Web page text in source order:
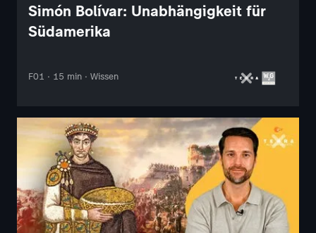
Simón Bolívar: Unabhängigkeit für
Südamerika
F01 · 15 min · Wissen